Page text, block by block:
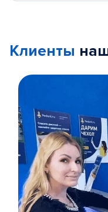
Клиенты